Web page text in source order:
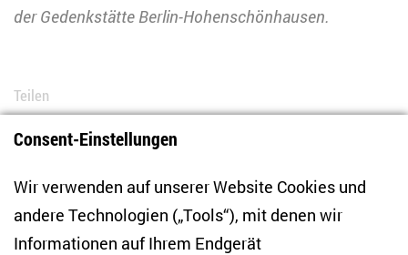
der Gedenkstätte Berlin-Hohenschönhausen.
Teilen
BlueskyLinkedInFacebook
Consent-Einstellungen
Wir verwenden auf unserer Website Cookies und
andere Technologien („Tools“), mit denen wir
Informationen auf Ihrem Endgerät